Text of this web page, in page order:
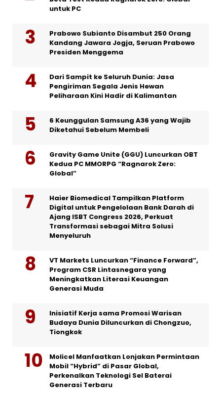
untuk PC
Prabowo Subianto Disambut 250 Orang
Kandang Jawara Jogja, Seruan Prabowo
Presiden Menggema
Dari Sampit ke Seluruh Dunia: Jasa
Pengiriman Segala Jenis Hewan
Peliharaan Kini Hadir di Kalimantan
6 Keunggulan Samsung A36 yang Wajib
Diketahui Sebelum Membeli
Gravity Game Unite (GGU) Luncurkan OBT
Kedua PC MMORPG “Ragnarok Zero:
Global”
Haier Biomedical Tampilkan Platform
Digital untuk Pengelolaan Bank Darah di
Ajang ISBT Congress 2026, Perkuat
Transformasi sebagai Mitra Solusi
Menyeluruh
VT Markets Luncurkan “Finance Forward”,
Program CSR Lintasnegara yang
Meningkatkan Literasi Keuangan
Generasi Muda
Inisiatif Kerja sama Promosi Warisan
Budaya Dunia Diluncurkan di Chongzuo,
Tiongkok
Molicel Manfaatkan Lonjakan Permintaan
Mobil “Hybrid” di Pasar Global,
Perkenalkan Teknologi Sel Baterai
Generasi Terbaru